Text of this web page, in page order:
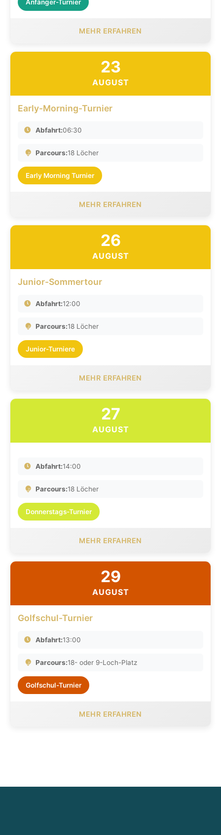
Anfänger-Turnier
MEHR ERFAHREN
23
AUGUST
Early-Morning-Turnier
Abfahrt:06:30
Parcours:18 Löcher
Early Morning Turnier
MEHR ERFAHREN
26
AUGUST
Junior-Sommertour
Abfahrt:12:00
Parcours:18 Löcher
Junior-Turniere
MEHR ERFAHREN
27
AUGUST
Abfahrt:14:00
Parcours:18 Löcher
Donnerstags-Turnier
MEHR ERFAHREN
29
AUGUST
Golfschul-Turnier
Abfahrt:13:00
Parcours:18- oder 9-Loch-Platz
Golfschul-Turnier
MEHR ERFAHREN